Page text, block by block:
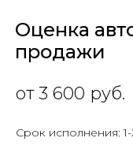
Оценка
продажи
от 3 600 руб.
Срок исполнения: